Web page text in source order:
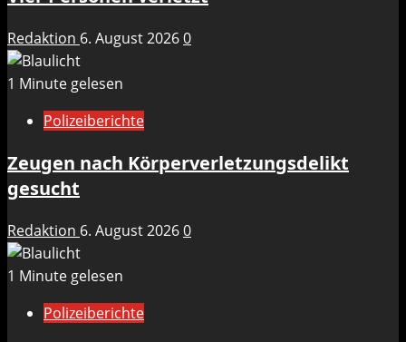
Redaktion 6. August 20260
1 Minute gelesen
Polizeiberichte
Zeugen nach Körperverletzungsdelikt
gesucht
Redaktion 6. August 20260
1 Minute gelesen
Polizeiberichte